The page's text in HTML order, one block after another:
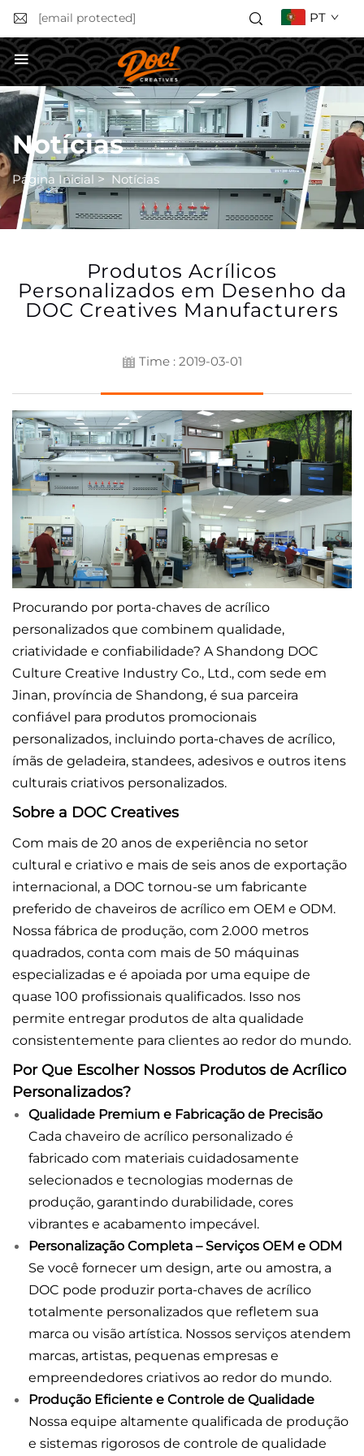
[email protected] PT
SOLICITAR ORÇAMENTO
Notícias
Página Inicial > Notícias
Produtos Acrílicos
Personalizados em Desenho da
DOC Creatives Manufacturers
Time : 2019-03-01
Procurando por porta-chaves de acrílico
personalizados que combinem qualidade,
criatividade e confiabilidade? A Shandong DOC
Culture Creative Industry Co., Ltd., com sede em
Jinan, província de Shandong, é sua parceira
confiável para produtos promocionais
personalizados, incluindo porta-chaves de acrílico,
ímãs de geladeira, standees, adesivos e outros itens
culturais criativos personalizados.
Sobre a DOC Creatives
Com mais de 20 anos de experiência no setor
cultural e criativo e mais de seis anos de exportação
internacional, a DOC tornou-se um fabricante
preferido de chaveiros de acrílico em OEM e ODM.
Nossa fábrica de produção, com 2.000 metros
quadrados, conta com mais de 50 máquinas
especializadas e é apoiada por uma equipe de
quase 100 profissionais qualificados. Isso nos
permite entregar produtos de alta qualidade
consistentemente para clientes ao redor do mundo.
Por Que Escolher Nossos Produtos de Acrílico
Personalizados?
Qualidade Premium e Fabricação de Precisão
Cada chaveiro de acrílico personalizado é
fabricado com materiais cuidadosamente
selecionados e tecnologias modernas de
produção, garantindo durabilidade, cores
vibrantes e acabamento impecável.
Personalização Completa – Serviços OEM e ODM
Se você fornecer um design, arte ou amostra, a
DOC pode produzir porta-chaves de acrílico
totalmente personalizados que refletem sua
marca ou visão artística. Nossos serviços atendem
marcas, artistas, pequenas empresas e
empreendedores criativos ao redor do mundo.
Produção Eficiente e Controle de Qualidade
Nossa equipe altamente qualificada de produção
e sistemas rigorosos de controle de qualidade